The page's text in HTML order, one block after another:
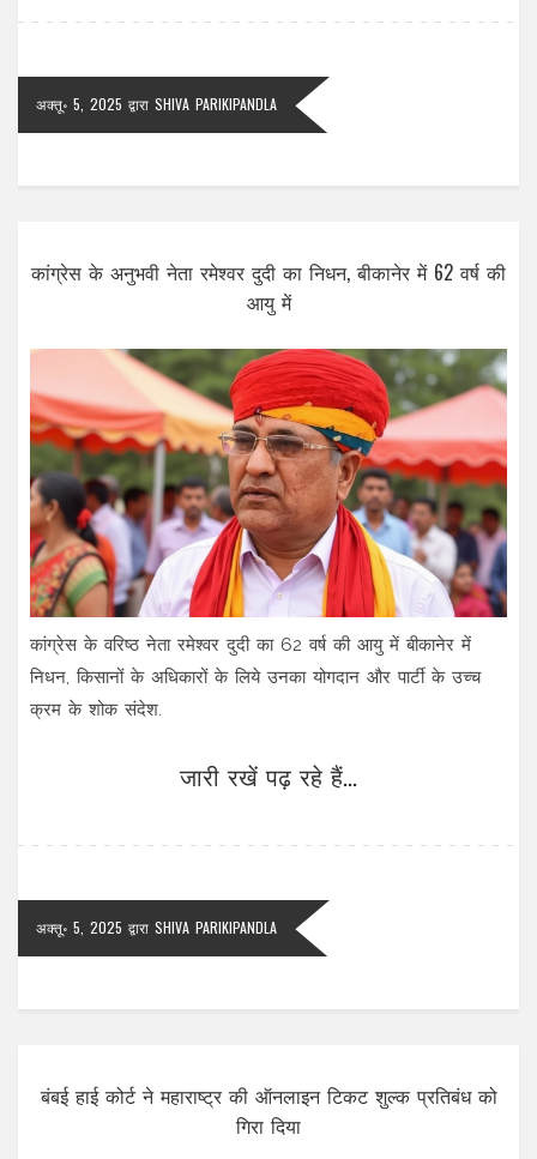
अक्तू॰ 5, 2025 द्वारा SHIVA PARIKIPANDLA
कांग्रेस के अनुभवी नेता रमेश्वर दुदी का निधन, बीकानेर में 62 वर्ष की
आयु में
कांग्रेस के वरिष्ठ नेता रमेश्वर दुदी का 62 वर्ष की आयु में बीकानेर में
निधन, किसानों के अधिकारों के लिये उनका योगदान और पार्टी के उच्च
क्रम के शोक संदेश.
जारी रखें पढ़ रहे हैं...
अक्तू॰ 5, 2025 द्वारा SHIVA PARIKIPANDLA
बंबई हाई कोर्ट ने महाराष्ट्र की ऑनलाइन टिकट शुल्क प्रतिबंध को
गिरा दिया